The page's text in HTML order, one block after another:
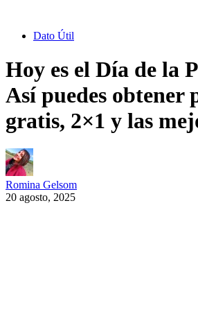
Dato Útil
Hoy es el Día de la
Así puedes obtener
gratis, 2×1 y las
Romina Gelsom
20 agosto, 2025